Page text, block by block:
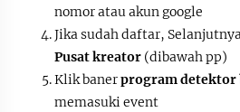
nomor atau akun google
Jika sudah daftar,
Pusat kreator (dibawah pp)
Klik banerprogram
memasuki event